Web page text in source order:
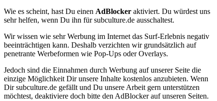
Wie es scheint, hast Du einen AdBlocker aktiviert. Du würdest uns
sehr helfen, wenn Du ihn für subculture.de ausschaltest.
Wir wissen wie sehr Werbung im Internet das Surf-Erlebnis negativ
beeinträchtigen kann. Deshalb verzichten wir grundsätzlich auf
penetrante Werbeformen wie Pop-Ups oder Overlays.
Jedoch sind die Einnahmen durch Werbung auf unserer Seite die
einzige Möglichkeit Dir unsere Inhalte kostenlos anzubieten. Wenn
Dir subculture.de gefällt und Du unsere Arbeit gern unterstützen
möchtest, deaktiviere doch bitte den AdBlocker auf unseren Seiten.